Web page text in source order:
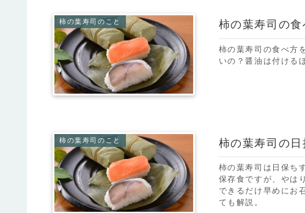
柿の葉寿司のこと 柿の葉寿司の食
柿の葉寿司の食べ方
いの？醤油は付ける
柿の葉寿司のこと 柿の葉寿司の
柿の葉寿司は日保ち
保存食ですが、やは
できるだけ早めにお
ても解説。